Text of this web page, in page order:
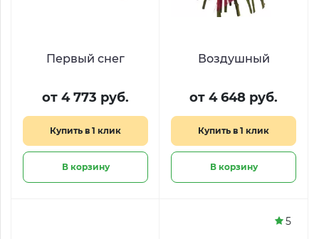
Первый снег
от 4 773 руб.
Купить в 1 клик
В корзину
Воздушный
от 4 648 руб.
Купить в 1 клик
В корзину
5